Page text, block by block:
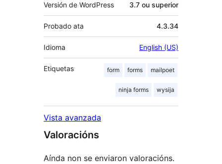
Versión de WordPress 3.7 ou superior
Probado ata 4.3.34
Idioma English (US)
Etiquetas form forms mailpoet
ninja forms wysija
Vista avanzada
Valoracións
Aínda non se enviaron valoracións.